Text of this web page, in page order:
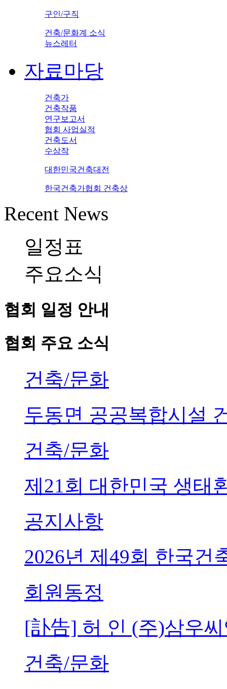
구인/구직
건축/문화계 소식
뉴스레터
자료마당
건축가
건축작품
연구보고서
협회 사업실적
건축도서
수상작
대한민국건축대전
한국건축가협회 건축상
Recent News
일정표
주요소식
협회 일정 안내
협회 주요 소식
건축/문화
두동면 공공복합시설
건축/문화
제21회 대한민국 생태
공지사항
2026년 제49회 한국건
회원동정
[訃告] 허 인 (주)삼우
건축/문화